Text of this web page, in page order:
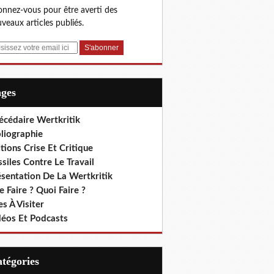
vous pour être averti des
articles publiés.
Wertkritik
Crise Et Critique
Contre Le Travail
De La Wertkritik
Faire ? Quoi Faire ?
À Visiter
Et Podcasts